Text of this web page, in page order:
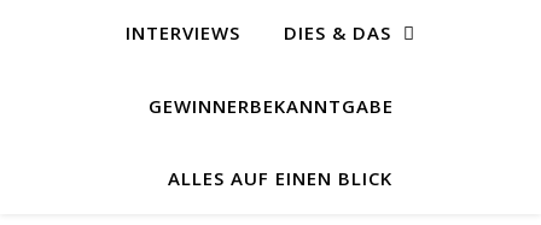
INTERVIEWS DIES & DAS
GEWINNERBEKANNTGABE
ALLES AUF EINEN BLICK